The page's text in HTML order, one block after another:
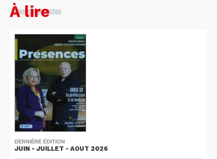
À lire
DERNIÈRE ÉDITION
JUIN - JUILLET - AOUT 2026